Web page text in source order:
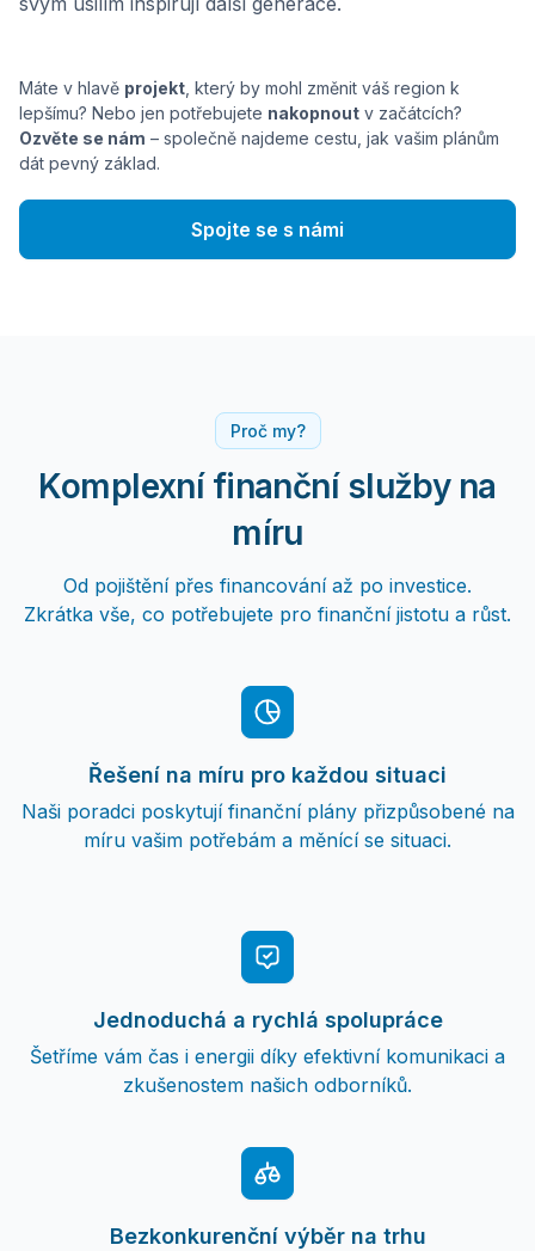
Máte v hlavě projekt , který by mohl změnit váš region k
lepšímu? Nebo jen potřebujete nakopnout v začátcích?
Ozvěte se nám – společně najdeme cestu, jak vašim plánům
dát pevný základ.
Spojte se s námi
Proč my?
Komplexní finanční služby na
míru
Od pojištění přes financování až po investice.
Zkrátka vše, co potřebujete pro finanční jistotu a růst.
Řešení na míru pro každou situaci
Naši poradci poskytují finanční plány přizpůsobené na
míru vašim potřebám a měnící se situaci.
Jednoduchá a rychlá spolupráce
Šetříme vám čas i energii díky efektivní komunikaci a
zkušenostem našich odborníků.
Bezkonkurenční výběr na trhu